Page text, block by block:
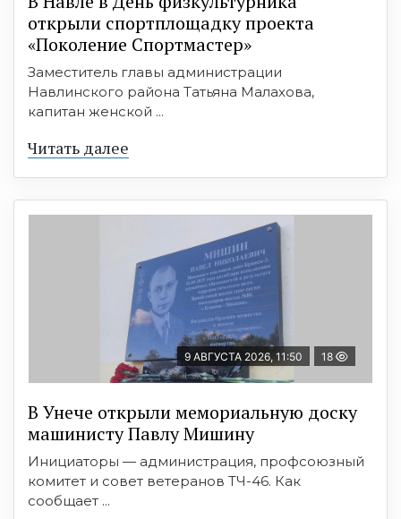
открыли спортплощадку проекта
«Поколение Спортмастер»
Заместитель главы администрации
Навлинского района Татьяна Малахова,
капитан женской ...
Читать далее
9 АВГУСТА 2026, 11:50 18
В Унече открыли мемориальную доску
машинисту Павлу Мишину
Инициаторы — администрация, профсоюзный
комитет и совет ветеранов ТЧ-46. Как
сообщает ...